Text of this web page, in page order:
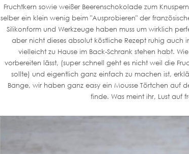
Fruchtkern sowie weißer Beerenschokolade zum
selber ein klein wenig beim "Ausprobieren" der
Silikonform und Werkzeuge haben muss um wirklich
aber nicht dieses absolut köstliche Rezept ruhig auch
vielleicht zu Hause im Back-Schrank stehen habt.
vorbereiten lässt, (super schnell geht es nicht weil die
sollte) und eigentlich ganz einfach zu machen ist,
Bange, wir haben ganz easy ein Mousse Törtchen auf
finde. Was meint ihr, Lust auf